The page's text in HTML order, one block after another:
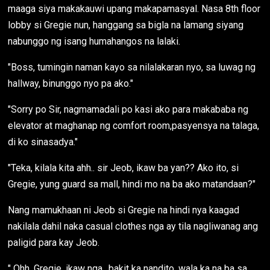
maaga siya makakauwi upang makapamasyal. Nasa 8th floor
lobby si Gregie nun, hanggang sa bigla na lamang siyang
nabunggo ng isang humahangos na lalaki.
"Boss, tumingin naman kayo sa nilalakaran nyo, sa luwag ng
hallway, binunggo nyo pa ako."
"Sorry po Sir, nagmamadali po kasi ako para makababa ng
elevator at maghanap ng comfort room,pasyensya na talaga,
di ko sinasadya."
"Teka, kilala kita ahh.. sir Jeob, ikaw ba yan?? Ako ito, si
Gregie, yung guard sa mall, hindi mo na ba ako matandaan?"
Nang mamukhaan ni Jeob si Gregie na hindi nya kaagad
nakilala dahil naka casual clothes nga ay tila nagliwanag ang
paligid para kay Jeob.